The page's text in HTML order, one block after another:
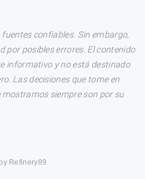
confiables. Sin embargo,
por posibles errores. El contenido
informativo y no está destinado
Las decisiones que tome en
siempre son por su
Refinery89